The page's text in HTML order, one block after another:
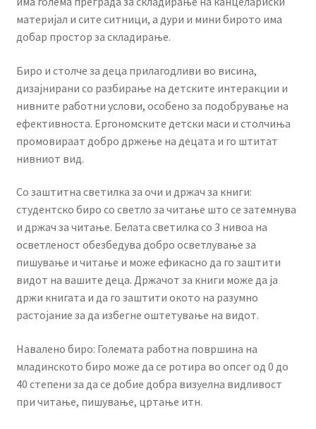
материјал и сите ситници, а дури и мини бирото има
добар простор за складирање.
Биро и столче за деца прилагодливи во висина,
дизајнирани со разбирање на детските интеракции и
нивните работни услови, особено за подобрување на
ефективноста. Ергономските детски маси и столчиња
промовираат добро држење на децата и го штитат
нивниот вид.
Со заштитна светилка за очи и држач за книги:
студентско биро со светло за читање што се затемнува
и држач за читање. Белата светилка со 3 нивоа на
осветленост обезбедува добро осветлување за
пишување и читање и може ефикасно да го заштити
видот на вашите деца. Држачот за книги може да ја
држи книгата и да го заштити окото на разумно
растојание за да избегне оштетување на видот.
Навалено биро: Големата работна површина на
младинското биро може да се ротира во опсег од 0 до
40 степени за да се добие добра визуелна видливост
при читање, пишување, цртање итн.